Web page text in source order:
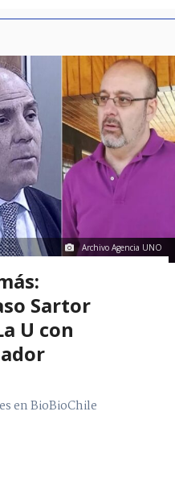
Archivo Agencia UNO
Sartor
U con
en BioBioChile